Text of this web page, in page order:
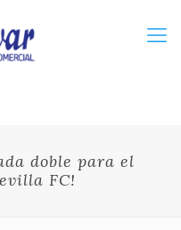
doble para el
FC!